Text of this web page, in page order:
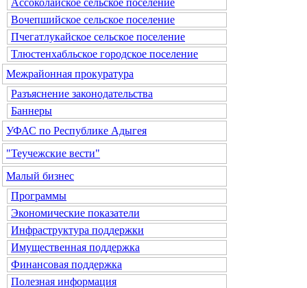
Ассоколайское сельское поселение
Вочепшийское сельское поселение
Пчегатлукайское сельское поселение
Тлюстенхабльское городское поселение
Межрайонная прокуратура
Разъяснение законодательства
Баннеры
УФАС по Республике Адыгея
"Теучежские вести"
Малый бизнес
Программы
Экономические показатели
Инфраструктура поддержки
Имущественная поддержка
Финансовая поддержка
Полезная информация